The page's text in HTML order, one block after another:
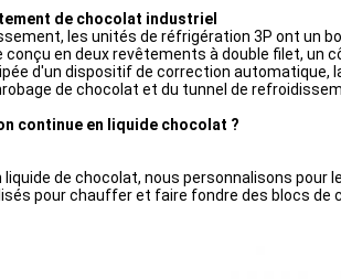
de chocolat industriel
les unités de réfrigération 3P ont un
conçu en deux revêtements à double filet,
d'un dispositif de correction automatique,
de chocolat et du tunnel de
continue en liquide chocolat ?
de chocolat, nous personnalisons
pour chauffer et faire fondre des blocs de